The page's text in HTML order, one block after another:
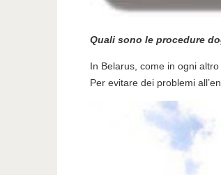
Quali sono le procedure
In Belarus, come in ogni
Per evitare dei problemi